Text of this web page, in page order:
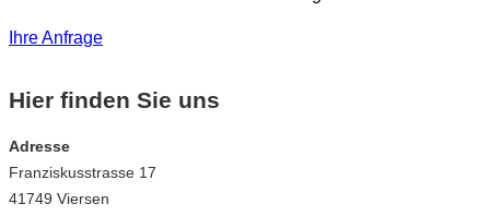
Ihre Anfrage
Hier finden Sie uns
Adresse
Franziskusstrasse 17
41749 Viersen